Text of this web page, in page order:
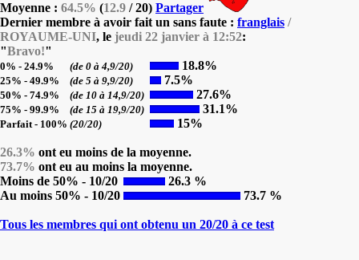
Moyenne : 64.5% (12.9 / 20) Partager
Dernier membre à avoir fait un sans faute : franglais /
ROYAUME-UNI, le jeudi 22 janvier à 12:52:
"Bravo!"
0% - 24.9% (de 0 à 4,9/20) 18.8%
25% - 49.9% (de 5 à 9,9/20) 7.5%
50% - 74.9% (de 10 à 14,9/20) 27.6%
75% - 99.9% (de 15 à 19,9/20) 31.1%
Parfait - 100% (20/20) 15%
26.3% ont eu moins de la moyenne.
73.7% ont eu au moins la moyenne.
Moins de 50% - 10/20
26.3 %
Au moins 50% - 10/20
73.7 %
Tous les membres qui ont obtenu un 20/20 à ce test